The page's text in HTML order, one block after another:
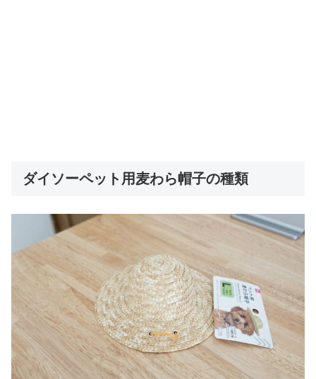
ダイソーペット用麦わら帽子の種類